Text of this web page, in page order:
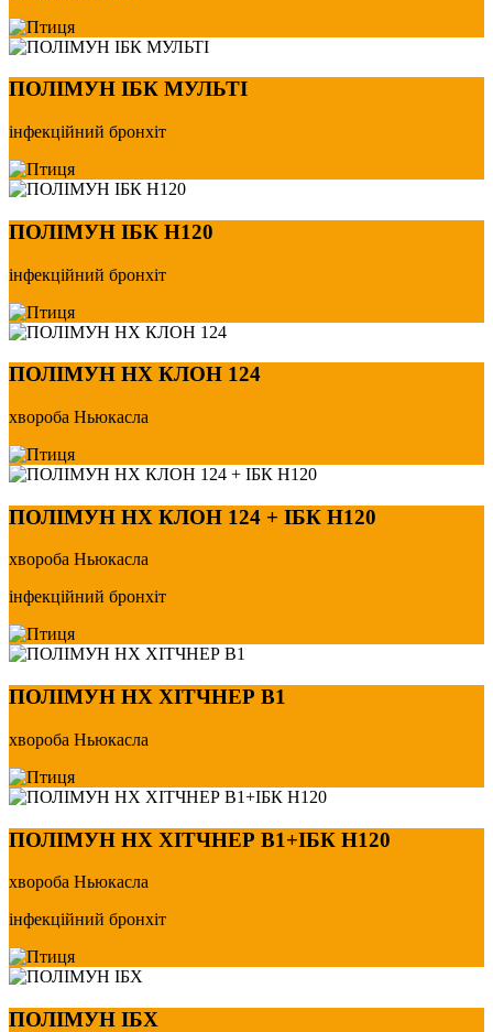
ПОЛІМУН ІБК МУЛЬТІ
інфекційний бронхіт
ПОЛІМУН ІБК Н120
інфекційний бронхіт
ПОЛІМУН НХ КЛОН 124
хвороба Ньюкасла
ПОЛІМУН НХ КЛОН 124 + ІБК Н120
хвороба Ньюкасла
інфекційний бронхіт
ПОЛІМУН НХ ХІТЧНЕР В1
хвороба Ньюкасла
ПОЛІМУН НХ ХІТЧНЕР В1+ІБК Н120
хвороба Ньюкасла
інфекційний бронхіт
ПОЛІМУН ІБХ